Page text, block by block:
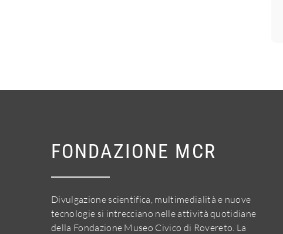
FONDAZIONE MCR
Divulgazione scientifica, multimedialità e nuove
tecnologie si intrecciano nelle attività quotidiane
della Fondazione Museo Civico di Rovereto. La